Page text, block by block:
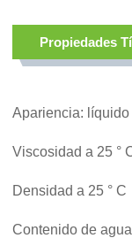
Propiedades
Apariencia:
Viscosidad a 25 °
Densidad a 25 ° C
Contenido de